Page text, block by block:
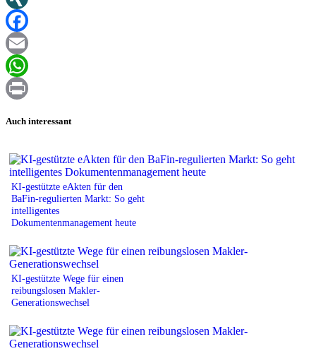
XING
Facebook
Email
WhatsApp
Auch interessant
KI-gestützte eAkten für den
BaFin-regulierten Markt: So geht
intelligentes
Dokumentenmanagement heute
KI-gestützte Wege für einen
reibungslosen Makler-
Generationswechsel